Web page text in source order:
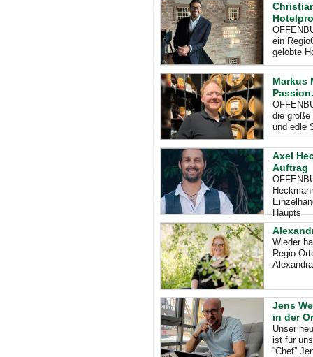
ein
gelobte
Markus
Passion.
die
und edle
Axel
Auftrag
Haupts
Wieder
Regio
Jens
in der
Unser
ist für
“Chef”